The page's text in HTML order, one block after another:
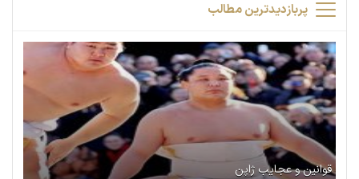
پربازدیدترین مطالب
قوانین و عجایب ژاپن